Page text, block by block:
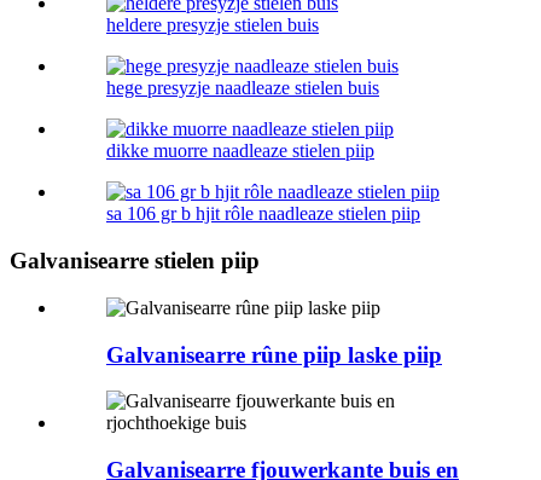
heldere presyzje stielen buis
hege presyzje naadleaze stielen buis
dikke muorre naadleaze stielen piip
sa 106 gr b hjit rôle naadleaze stielen piip
Galvanisearre stielen piip
Galvanisearre rûne piip laske piip
Galvanisearre fjouwerkante buis en